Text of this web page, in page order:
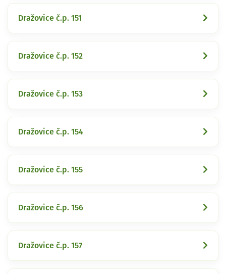
Dražovice č.p. 151
Dražovice č.p. 152
Dražovice č.p. 153
Dražovice č.p. 154
Dražovice č.p. 155
Dražovice č.p. 156
Dražovice č.p. 157